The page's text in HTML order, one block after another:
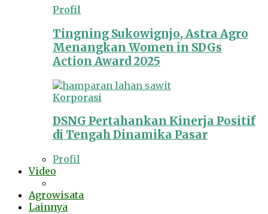
Profil
Tingning Sukowignjo, Astra Agro
Menangkan Women in SDGs
Action Award 2025
Korporasi
DSNG Pertahankan Kinerja Positif
di Tengah Dinamika Pasar
Profil
Video
Agrowisata
Lainnya